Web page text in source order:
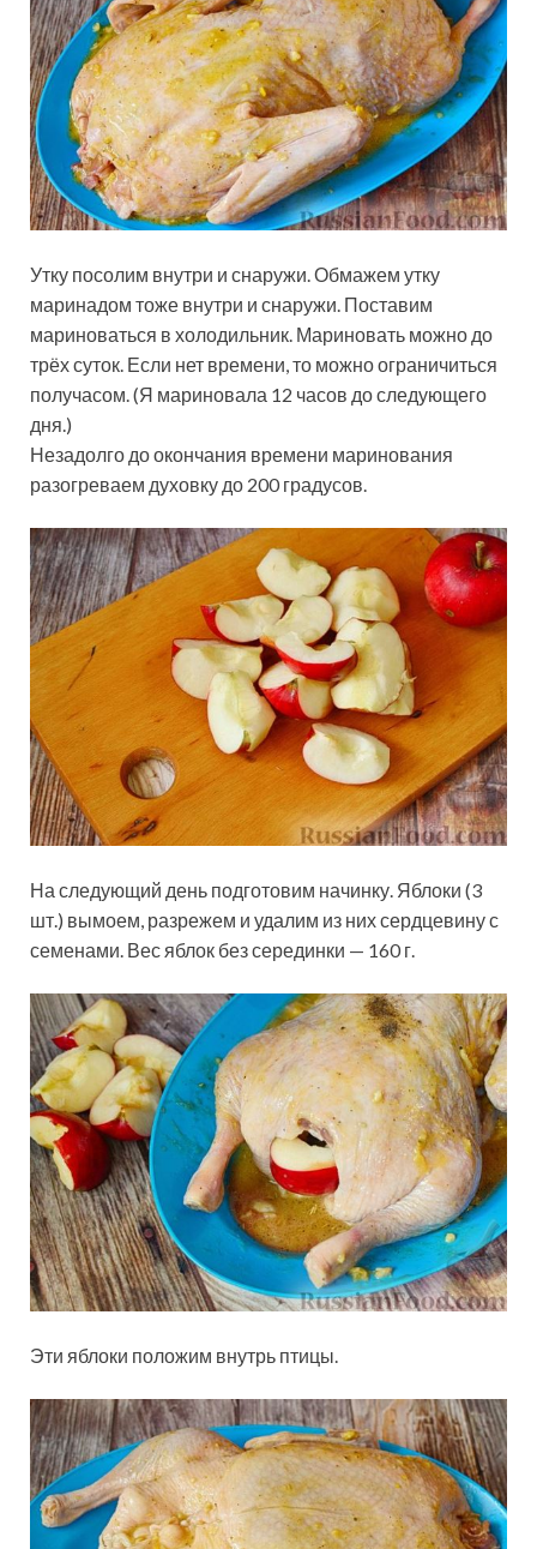
Утку посолим внутри и снаружи. Обмажем утку
маринадом тоже внутри и снаружи. Поставим
мариноваться в холодильник. Мариновать можно до
трёх суток. Если нет времени, то можно ограничиться
получасом. (Я мариновала 12 часов до следующего
дня.)
Незадолго до окончания времени маринования
разогреваем духовку до 200 градусов.
На следующий день подготовим начинку. Яблоки (3
шт.) вымоем, разрежем и удалим из них сердцевину с
семенами. Вес яблок без серединки — 160 г.
Эти яблоки положим внутрь птицы.